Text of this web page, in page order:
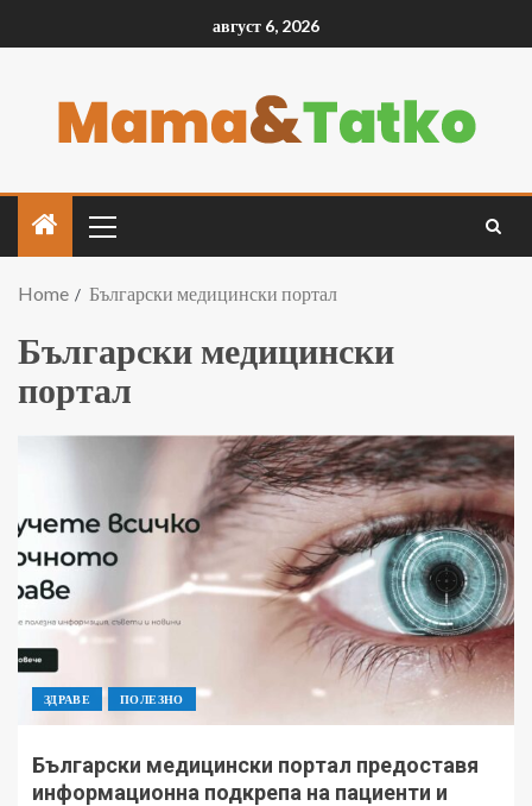
август 6, 2026
Home Български медицински портал
Български медицински
портал
ЗДРАВЕ ПОЛЕЗНО
Български медицински портал предоставя
информационна подкрепа на пациенти и